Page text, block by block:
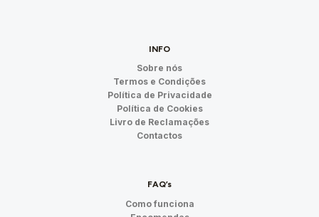
INFO
Sobre nós
Termos e Condições
Política de Privacidade
Política de Cookies
Livro de Reclamações
Contactos
FAQ’s
Como funciona